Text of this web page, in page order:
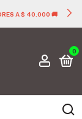
A $ 40.000 🚚
0